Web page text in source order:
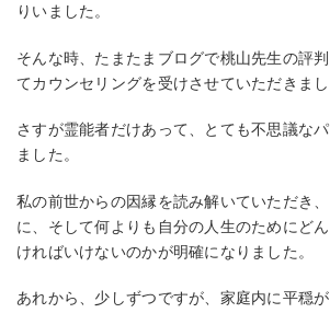
りいました。
そんな時、たまたまブログで桃山先生の評
てカウンセリングを受けさせていただきまし
さすが霊能者だけあって、とても不思議な
ました。
私の前世からの因縁を読み解いていただき
に、そして何よりも自分の人生のためにど
ければいけないのかが明確になりました。
あれから、少しずつですが、家庭内に平穏